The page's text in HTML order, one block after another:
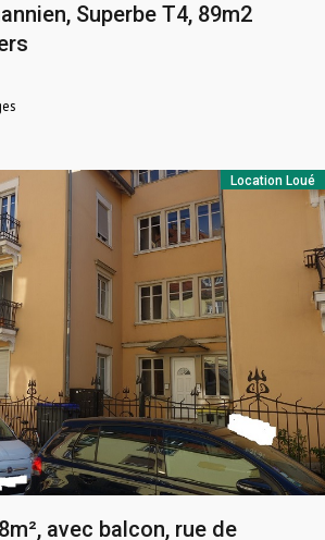
Superbe T4, 89m2
Location Loué
avec balcon, rue de